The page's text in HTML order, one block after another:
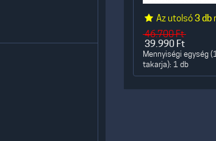
Az utolsó3 db
46.700Ft
39.990 Ft
Mennyiségi egység
takarja): 1 db